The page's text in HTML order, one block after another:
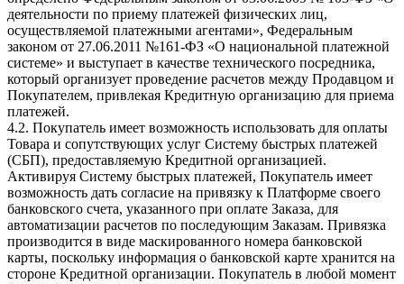
деятельности по приему платежей физических лиц,
осуществляемой платежными агентами», Федеральным
законом от 27.06.2011 №161-ФЗ «О национальной платежной
системе» и выступает в качестве технического посредника,
который организует проведение расчетов между Продавцом и
Покупателем, привлекая Кредитную организацию для приема
платежей.
4.2. Покупатель имеет возможность использовать для оплаты
Товара и сопутствующих услуг Систему быстрых платежей
(СБП), предоставляемую Кредитной организацией.
Активируя Систему быстрых платежей, Покупатель имеет
возможность дать согласие на привязку к Платформе своего
банковского счета, указанного при оплате Заказа, для
автоматизации расчетов по последующим Заказам. Привязка
производится в виде маскированного номера банковской
карты, поскольку информация о банковской карте хранится на
стороне Кредитной организации. Покупатель в любой момент